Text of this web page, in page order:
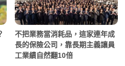
不把業務當消耗品，這家連年成
長的保險公司，靠長期主義讓員
工業績自然翻10倍